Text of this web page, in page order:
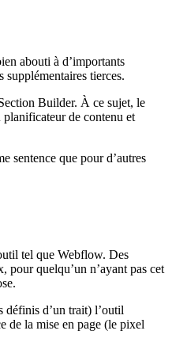
abouti à d’importants
tierces.
Builder. À ce sujet, le
de contenu et
sentence que pour d’autres
tel que Webflow. Des
pour quelqu’un n’ayant pas cet
définis d’un trait) l’outil
de la mise en page (le pixel